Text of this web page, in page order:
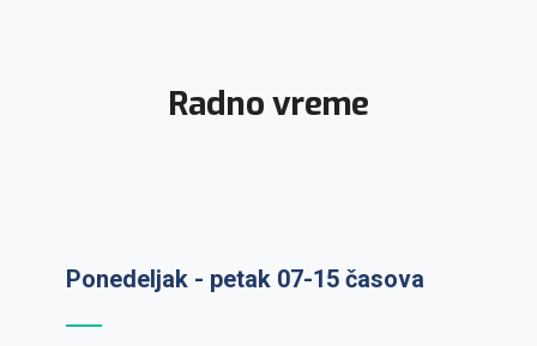
Radno vreme
Ponedeljak - petak 07-15 časova